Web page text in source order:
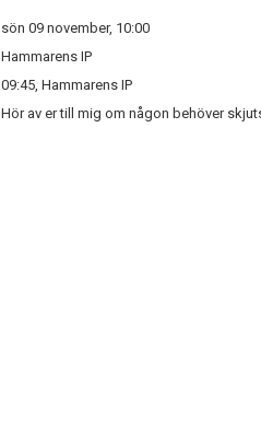
sön 09 november, 10:00
Hammarens IP
09:45, Hammarens IP
Hör av er till mig om någon behöver